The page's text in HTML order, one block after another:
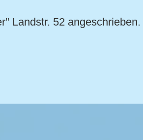
Landstr. 52 angeschrieben.